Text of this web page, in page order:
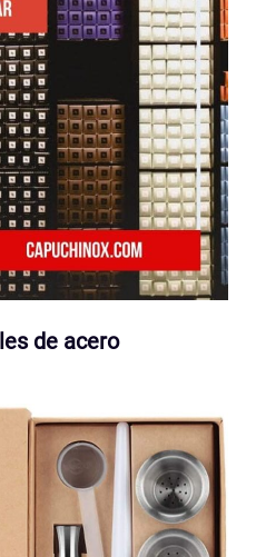
de acero